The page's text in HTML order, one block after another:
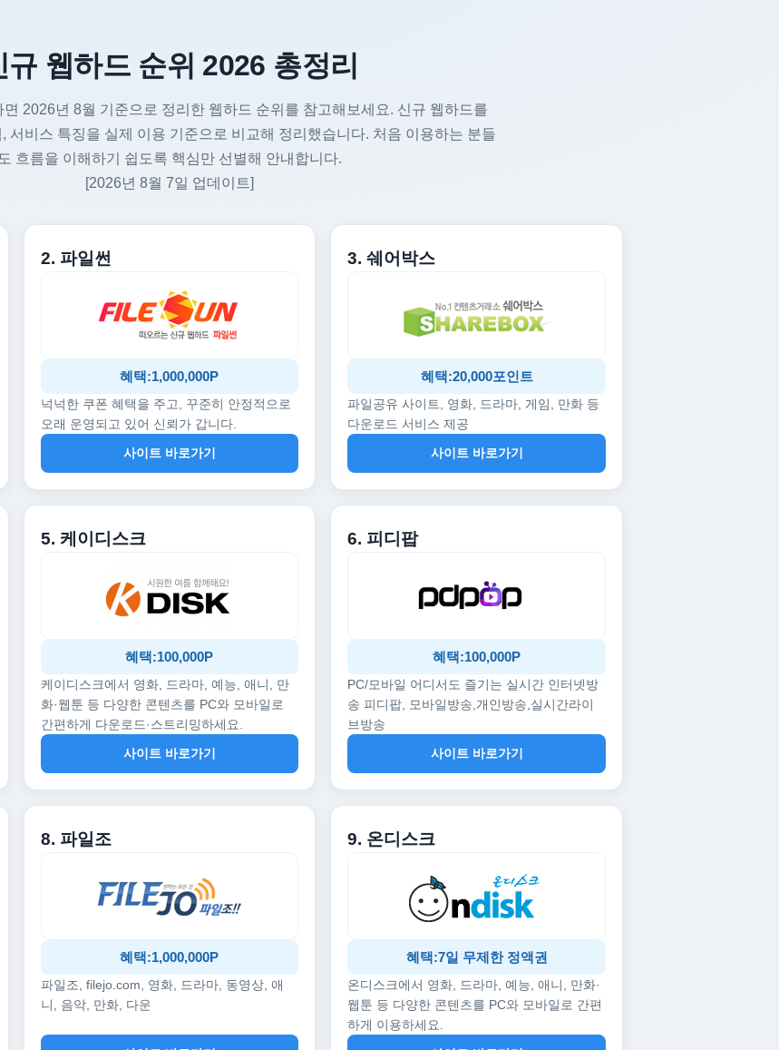
규 웹하드 순위 2026 총정리
2026년 8월 기준으로 정리한 웹하드 순위를 참고해보세요. 신규 웹하드를
서비스 특징을 실제 이용 기준으로 비교해 정리했습니다. 처음 이용하는 분들
도 흐름을 이해하기 쉽도록 핵심만 선별해 안내합니다.
[2026년 8월 7일 업데이트]
2. 파일썬
혜택:1,000,000P
넉넉한 쿠폰 혜택을 주고, 꾸준히 안정적으로
오래 운영되고 있어 신뢰가 갑니다.
사이트 바로가기
3. 쉐어박스
혜택:20,000포인트
파일공유 사이트, 영화, 드라마, 게임, 만화 등
다운로드 서비스 제공
사이트 바로가기
5. 케이디스크
혜택:100,000P
케이디스크에서 영화, 드라마, 예능, 애니, 만
화·웹툰 등 다양한 콘텐츠를 PC와 모바일로
간편하게 다운로드·스트리밍하세요.
사이트 바로가기
6. 피디팝
혜택:100,000P
PC/모바일 어디서도 즐기는 실시간 인터넷방
송 피디팝, 모바일방송,개인방송,실시간라이
브방송
사이트 바로가기
8. 파일조
혜택:1,000,000P
파일조, filejo.com, 영화, 드라마, 동영상, 애
니, 음악, 만화, 다운
9. 온디스크
혜택:7일 무제한 정액권
온디스크에서 영화, 드라마, 예능, 애니, 만화·
웹툰 등 다양한 콘텐츠를 PC와 모바일로 간편
하게 이용하세요.